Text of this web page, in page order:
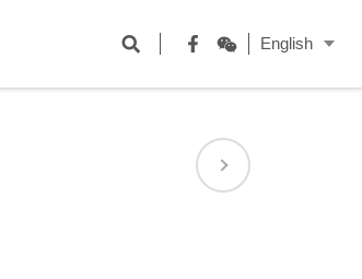
Facebook
WeChat
English